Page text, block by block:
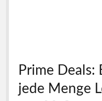
Prime Deals:
jede Menge